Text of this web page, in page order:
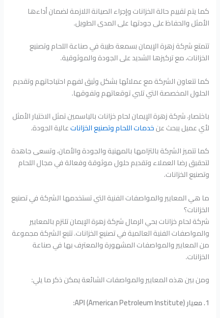
كما يتم تقييم حالة الخزانات وإجراء الصيانة اللازمة لضمان أداءها
الأمثل والحفاظ على جودتها على المدى الطويل.
تتمتع شركة زهرة الإيمان بسمعة طيبة في صناعة اللحام وتصنيع
الخزانات، مع تركيزها الشديد على الجودة والموثوقية.
كما تتعاون الشركة مع عملائها بشكل وثيق لفهم احتياجاتهم وتقديم
الحلول المخصصة التي تلبي توقعاتهم وتفوقها.
باختصار، شركة زهرة الإيمان لحام خزانات بالياسمين تمثل الاختيار الأمثل
لأي عميل يبحث عنخدمات اللحام وتصنيع الخزاناتعالية الجودة.
كما تتميز الشركة بالتزامها بالمهنية والجودة والأمان، وتسعى جاهدة
لتحقيق رضا العملاء وتقديم حلول موثوقة وفعالة في مجال اللحام
وتصنيع الخزانات.
ما هي المعايير والمواصفات الفنية التي تستخدمها الشركة في تصنيع
الخزانات؟
شركة لحام خزانات بحي الرمال شركة زهرة الإيمان تلتزم بالمعايير
والمواصفات الفنية العالمية في تصنيع الخزانات. تتبع الشركة مجموعة
من المعايير والمواصفات المشهورة والمعترف بها في صناعة
الخزانات.
ومن بين هذه المعايير والمواصفات الشائعة يمكن ذكر ما يلي:
1. معيار API (American Petroleum Institute):